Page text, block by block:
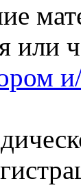
или